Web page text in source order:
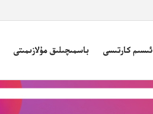
ئىسىم كارتىسى باسمىچىلىق مۇلازىمىتى